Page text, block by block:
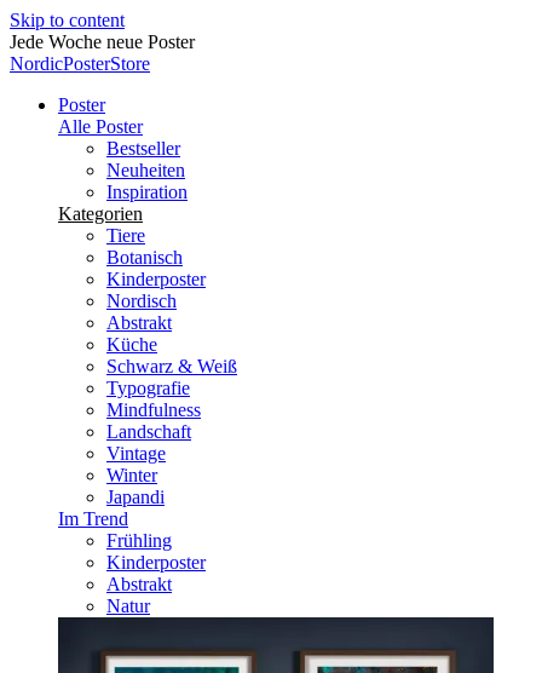
Skip to content
Jede Woche neue Poster
NordicPosterStore
Poster
Alle Poster
Bestseller
Neuheiten
Inspiration
Kategorien
Tiere
Botanisch
Kinderposter
Nordisch
Abstrakt
Küche
Schwarz & Weiß
Typografie
Mindfulness
Landschaft
Vintage
Winter
Japandi
Im Trend
Frühling
Kinderposter
Abstrakt
Natur